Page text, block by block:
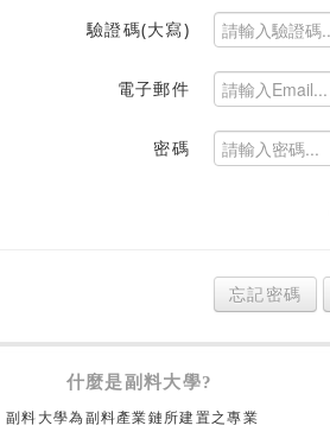
驗證碼(大寫)
電子郵件
密碼
忘記密碼
什麼是副料大學?
副料大學為副料產業鏈所建置之專業